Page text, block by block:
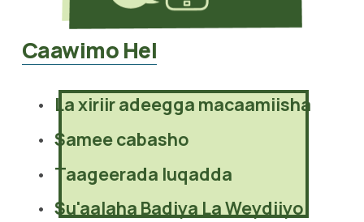
Caawimo Hel
La xiriir adeegga macaamiisha
Samee cabasho
Taageerada luqadda
Su'aalaha Badiya La Weydiiyo